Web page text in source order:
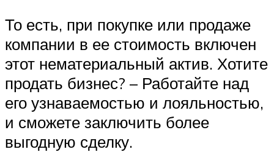
То есть, при покупке или продаже
компании в ее стоимость включен
этот нематериальный актив. Хотите
продать бизнес? – Работайте над
его узнаваемостью и лояльностью,
и сможете заключить более
выгодную сделку.